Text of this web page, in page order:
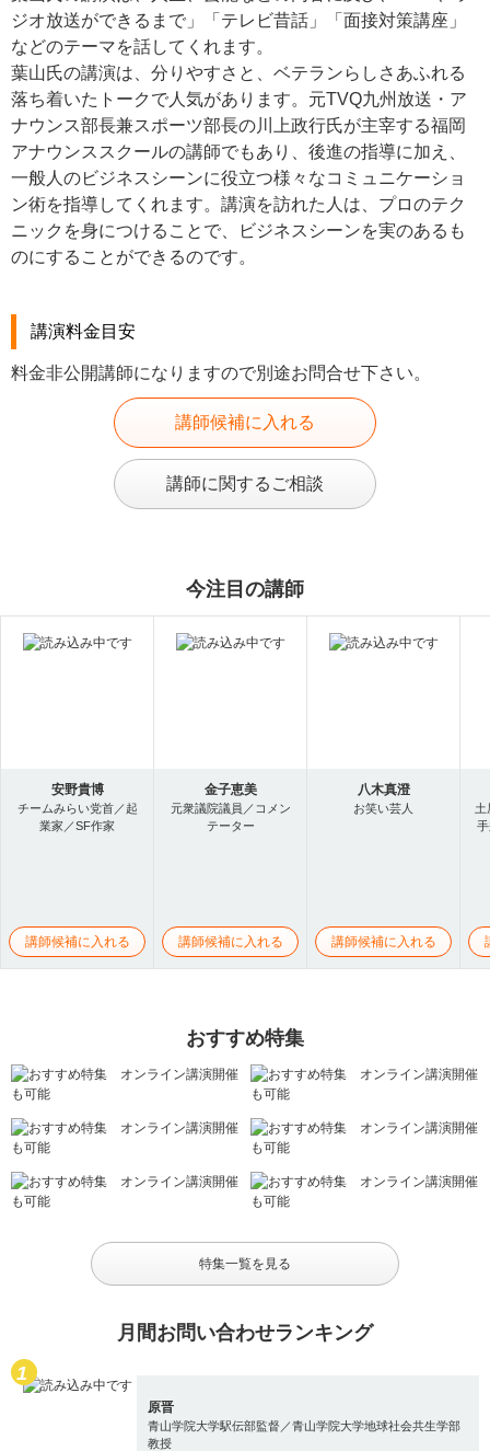
ジオ放送ができるまで」「テレビ昔話」「面接対策講座」
などのテーマを話してくれます。
葉山氏の講演は、分りやすさと、ベテランらしさあふれる
落ち着いたトークで人気があります。元TVQ九州放送・ア
ナウンス部長兼スポーツ部長の川上政行氏が主宰する福岡
アナウンススクールの講師でもあり、後進の指導に加え、
一般人のビジネスシーンに役立つ様々なコミュニケーショ
ン術を指導してくれます。講演を訪れた人は、プロのテク
ニックを身につけることで、ビジネスシーンを実のあるも
のにすることができるのです。
講演料金目安
料金非公開講師になりますので別途お問合せ下さい。
講師候補に入れる
講師に関するご相談
今注目の講師
安野貴博
チームみらい党首／起
業家／SF作家
講師候補に入れる
金子恵美
元衆議院議員／コメン
テーター
講師候補に入れる
八木真澄
お笑い芸人
講師候補に入れる
土
おすすめ特集
特集一覧を見る
月間お問い合わせランキング
原晋
青山学院大学駅伝部監督／青山学院大学地球社会共生学部
教授